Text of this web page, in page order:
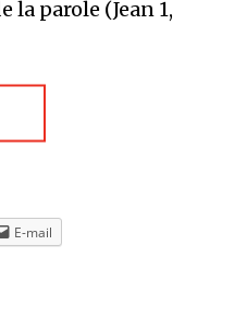
parole (Jean 1,
E-mail